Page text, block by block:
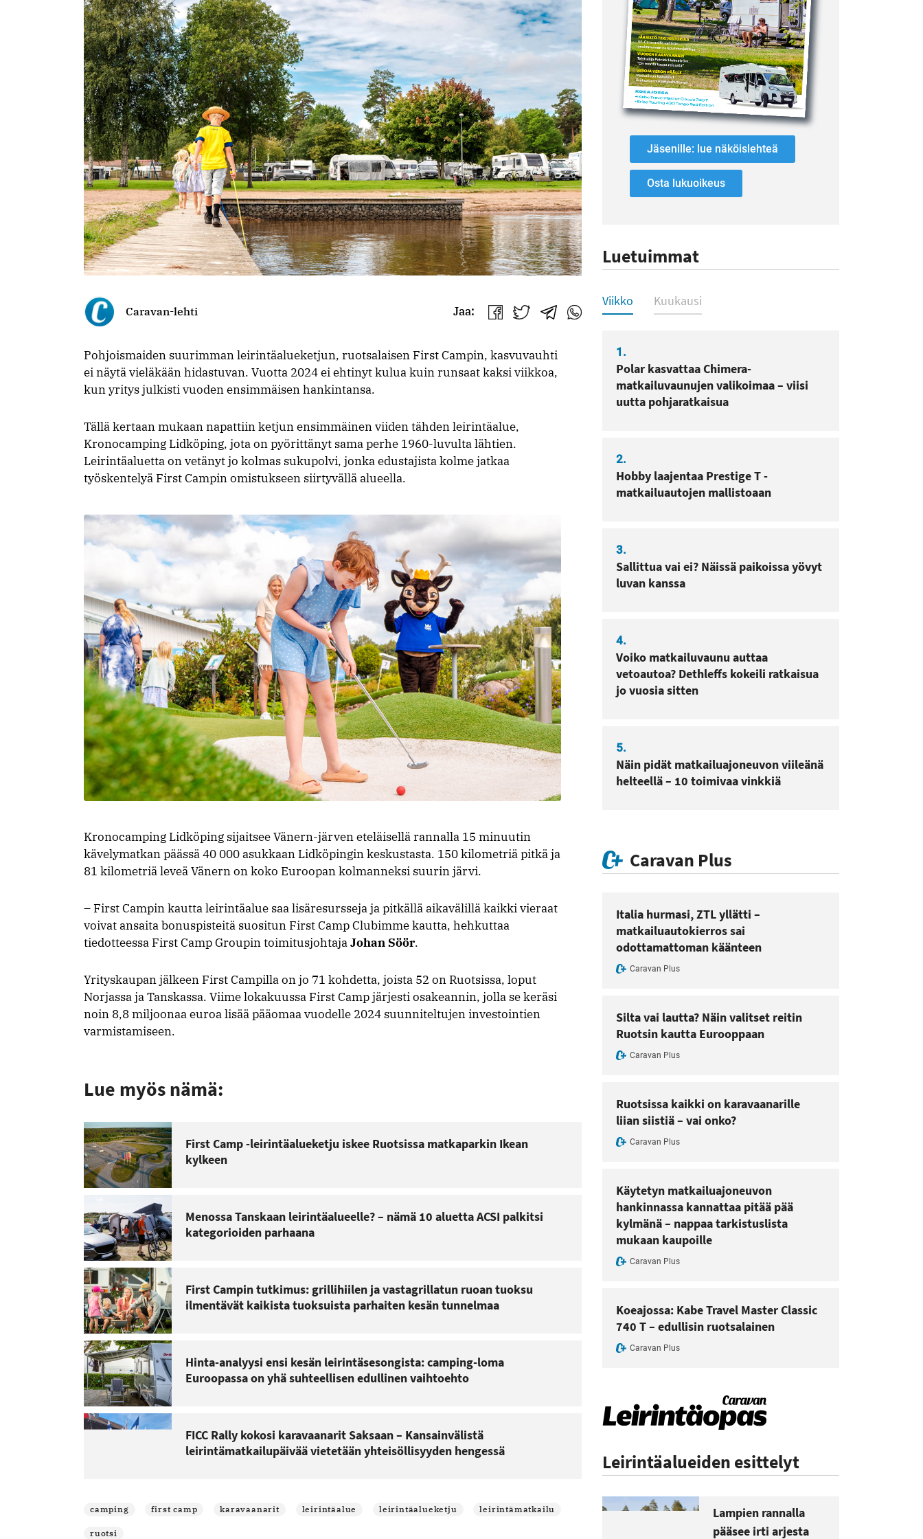
Caravan-lehti Jaa:
Jaa
Jaa
Jaa
Jaa
Pohjoismaiden suurimman leirintäalueketjun, ruotsalaisen First Campin, kasvuvauhti
ei näytä vieläkään hidastuvan. Vuotta 2024 ei ehtinyt kulua kuin runsaat kaksi viikkoa,
kun yritys julkisti vuoden ensimmäisen hankintansa.
Tällä kertaan mukaan napattiin ketjun ensimmäinen viiden tähden leirintäalue,
Kronocamping Lidköping, jota on pyörittänyt sama perhe 1960-luvulta lähtien.
Leirintäaluetta on vetänyt jo kolmas sukupolvi, jonka edustajista kolme jatkaa
työskentelyä First Campin omistukseen siirtyvällä alueella.
Kronocamping Lidköping sijaitsee Vänern-järven eteläisellä rannalla 15 minuutin
kävelymatkan päässä 40 000 asukkaan Lidköpingin keskustasta. 150 kilometriä pitkä ja
81 kilometriä leveä Vänern on koko Euroopan kolmanneksi suurin järvi.
– First Campin kautta leirintäalue saa lisäresursseja ja pitkällä aikavälillä kaikki vieraat
voivat ansaita bonuspisteitä suositun First Camp Clubimme kautta, hehkuttaa
tiedotteessa First Camp Groupin toimitusjohtajaJohan Söör.
Yrityskaupan jälkeen First Campilla on jo 71 kohdetta, joista 52 on Ruotsissa, loput
Norjassa ja Tanskassa. Viime lokakuussa First Camp järjesti osakeannin, jolla se keräsi
noin 8,8 miljoonaa euroa lisää pääomaa vuodelle 2024 suunniteltujen investointien
varmistamiseen.
Lue myös nämä:
First Camp -leirintäalueketju iskee Ruotsissa matkaparkin Ikean
kylkeen
Menossa Tanskaan leirintäalueelle? – nämä 10 aluetta ACSI palkitsi
kategorioiden parhaana
First Campin tutkimus: grillihiilen ja vastagrillatun ruoan tuoksu
ilmentävät kaikista tuoksuista parhaiten kesän tunnelmaa
Hinta-analyysi ensi kesän leirintäsesongista: camping-loma
Euroopassa on yhä suhteellisen edullinen vaihtoehto
FICC Rally kokosi karavaanarit Saksaan – Kansainvälistä
leirintämatkailupäivää vietetään yhteisöllisyyden hengessä
camping first camp karavaanarit leirintäalue leirintäalueketju leirintämatkailu
ruotsi
Jäsenille: lue näköislehteä
Osta lukuoikeus
Luetuimmat
Luetuimmat
Viikko Kuukausi
1.
Polar kasvattaa Chimera-
matkailuvaunujen valikoimaa – viisi
uutta pohjaratkaisua
2.
Hobby laajentaa Prestige T -
matkailuautojen mallistoaan
3.
Sallittua vai ei? Näissä paikoissa yövyt
luvan kanssa
4.
Voiko matkailuvaunu auttaa
vetoautoa? Dethleffs kokeili ratkaisua
jo vuosia sitten
5.
Näin pidät matkailuajoneuvon viileänä
helteellä – 10 toimivaa vinkkiä
Caravan Plus
Italia hurmasi, ZTL yllätti –
matkailuautokierros sai
odottamattoman käänteen
Caravan Plus
Silta vai lautta? Näin valitset reitin
Ruotsin kautta Eurooppaan
Caravan Plus
Ruotsissa kaikki on karavaanarille
liian siistiä – vai onko?
Caravan Plus
Käytetyn matkailuajoneuvon
hankinnassa kannattaa pitää pää
kylmänä – nappaa tarkistuslista
mukaan kaupoille
Caravan Plus
Koeajossa: Kabe Travel Master Classic
740 T – edullisin ruotsalainen
Caravan Plus
Leirintäalueiden esittelyt
Lampien rannalla
pääsee irti arjesta